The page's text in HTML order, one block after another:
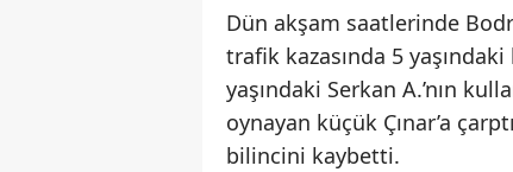
Dün akşam saatlerinde
trafik kazasında 5
yaşındaki Serkan A.’nın
oynayan küçük Çınar’a
bilincini kaybetti.